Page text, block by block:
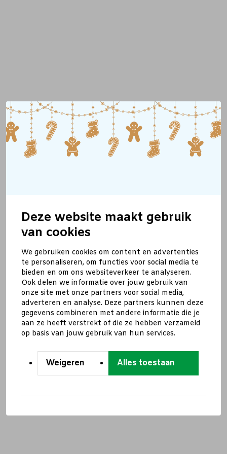
Deze website maakt gebruik
van cookies
We gebruiken cookies om content en advertenties
te personaliseren, om functies voor social media te
bieden en om ons websiteverkeer te analyseren.
Ook delen we informatie over jouw gebruik van
onze site met onze partners voor social media,
adverteren en analyse. Deze partners kunnen deze
gegevens combineren met andere informatie die je
aan ze heeft verstrekt of die ze hebben verzameld
op basis van jouw gebruik van hun services.
Weigeren Alles toestaan